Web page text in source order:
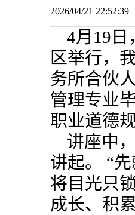
2026/04/21
4月19日
区举行，
务所合伙
管理专业
职业道德
讲座中
讲起。 “
将目光只
成长、积